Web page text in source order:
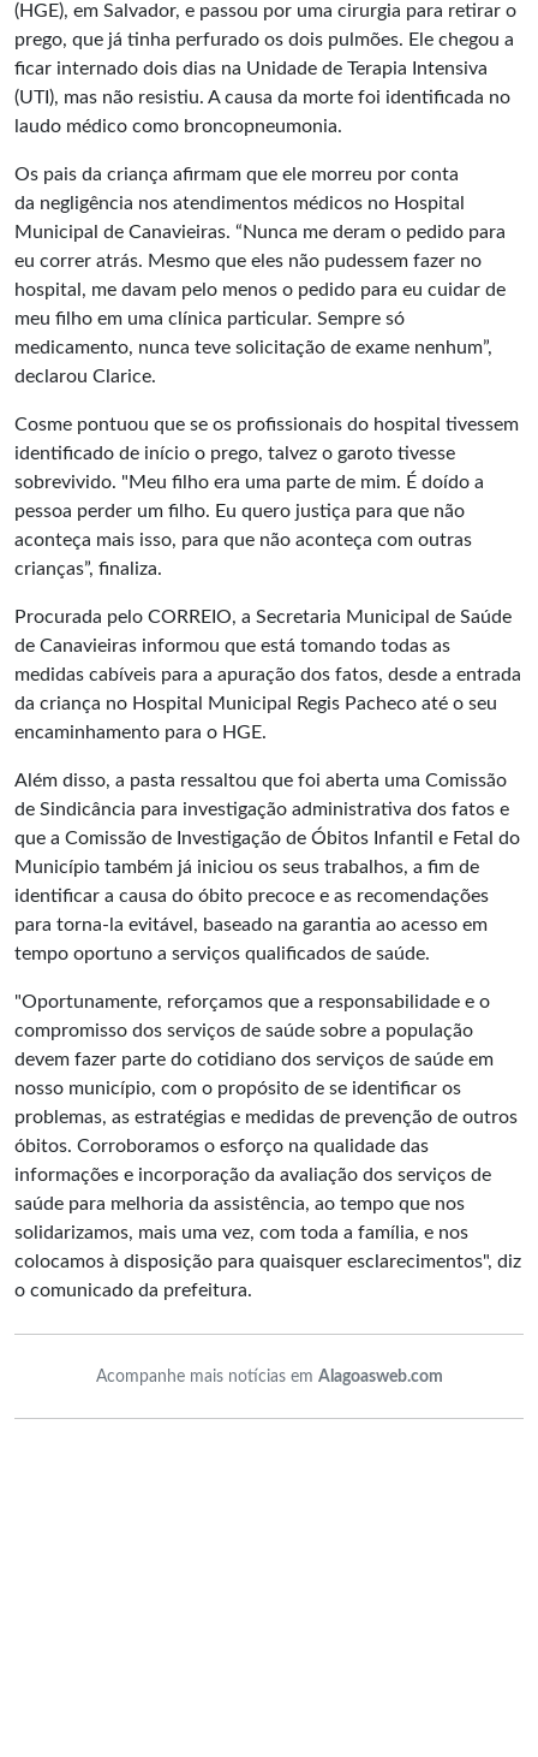
(HGE), em Salvador, e passou por uma cirurgia para retirar o
prego, que já tinha perfurado os dois pulmões. Ele chegou a
ficar internado dois dias na Unidade de Terapia Intensiva
(UTI), mas não resistiu. A causa da morte foi identificada no
laudo médico como broncopneumonia.
Os pais da criança afirmam que ele morreu por conta
da negligência nos atendimentos médicos no Hospital
Municipal de Canavieiras. “Nunca me deram o pedido para
eu correr atrás. Mesmo que eles não pudessem fazer no
hospital, me davam pelo menos o pedido para eu cuidar de
meu filho em uma clínica particular. Sempre só
medicamento, nunca teve solicitação de exame nenhum”,
declarou Clarice.
Cosme pontuou que se os profissionais do hospital tivessem
identificado de início o prego, talvez o garoto tivesse
sobrevivido. "Meu filho era uma parte de mim. É doído a
pessoa perder um filho. Eu quero justiça para que não
aconteça mais isso, para que não aconteça com outras
crianças”, finaliza.
Procurada pelo CORREIO, a Secretaria Municipal de Saúde
de Canavieiras informou que está tomando todas as
medidas cabíveis para a apuração dos fatos, desde a entrada
da criança no Hospital Municipal Regis Pacheco até o seu
encaminhamento para o HGE.
Além disso, a pasta ressaltou que foi aberta uma Comissão
de Sindicância para investigação administrativa dos fatos e
que a Comissão de Investigação de Óbitos Infantil e Fetal do
Município também já iniciou os seus trabalhos, a fim de
identificar a causa do óbito precoce e as recomendações
para torna-la evitável, baseado na garantia ao acesso em
tempo oportuno a serviços qualificados de saúde.
"Oportunamente, reforçamos que a responsabilidade e o
compromisso dos serviços de saúde sobre a população
devem fazer parte do cotidiano dos serviços de saúde em
nosso município, com o propósito de se identificar os
problemas, as estratégias e medidas de prevenção de outros
óbitos. Corroboramos o esforço na qualidade das
informações e incorporação da avaliação dos serviços de
saúde para melhoria da assistência, ao tempo que nos
solidarizamos, mais uma vez, com toda a família, e nos
colocamos à disposição para quaisquer esclarecimentos", diz
o comunicado da prefeitura.
Acompanhe mais notícias em Alagoasweb.com